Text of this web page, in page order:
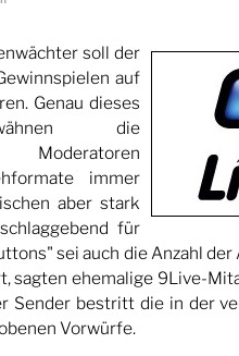
soll der
auf
Genau dieses
die
Moderatoren
immer
aber stark
für
sei auch die Anzahl der
sagten ehemalige 9Live-
Sender bestritt die in der
Vorwürfe.